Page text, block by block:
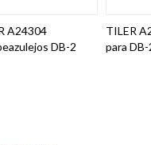
A24304
DB-2
TILER
para DB-